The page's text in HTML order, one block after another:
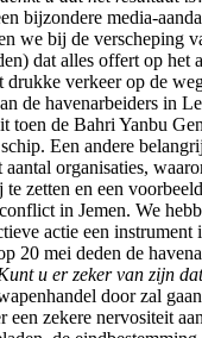
bijzondere media-
we bij de
dat alles offert op
verkeer op de
de havenarbeiders
toen de Bahri Yanbu
Een andere
organisaties,
zetten en een
in Jemen. We
actie een
20 mei deden de
u er zeker van zijn
door zal
een zekere nervositeit